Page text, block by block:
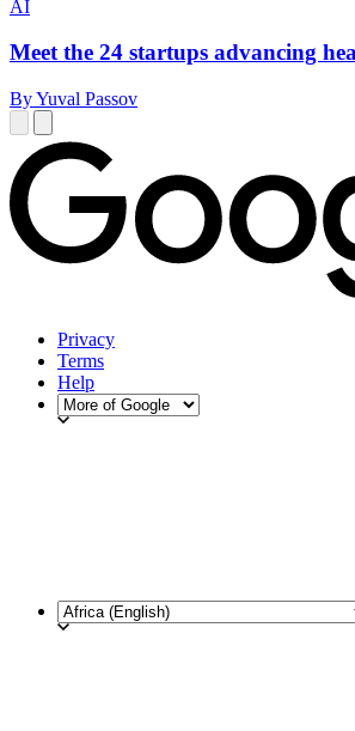
AI
Meet the 24 startups advancing
By Yuval Passov
Privacy
Terms
Help